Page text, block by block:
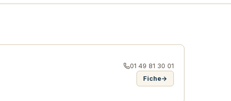
01 49 81 30 01
Fiche→